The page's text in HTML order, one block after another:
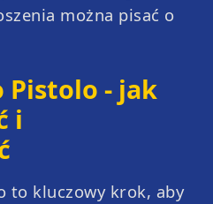
można pisać o
Pistolo - jak
i
to kluczowy krok, aby